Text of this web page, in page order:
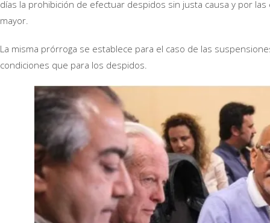
días la prohibición de efectuar despidos sin justa causa y por
mayor.
La misma prórroga se establece para el caso de las
condiciones que para los despidos.